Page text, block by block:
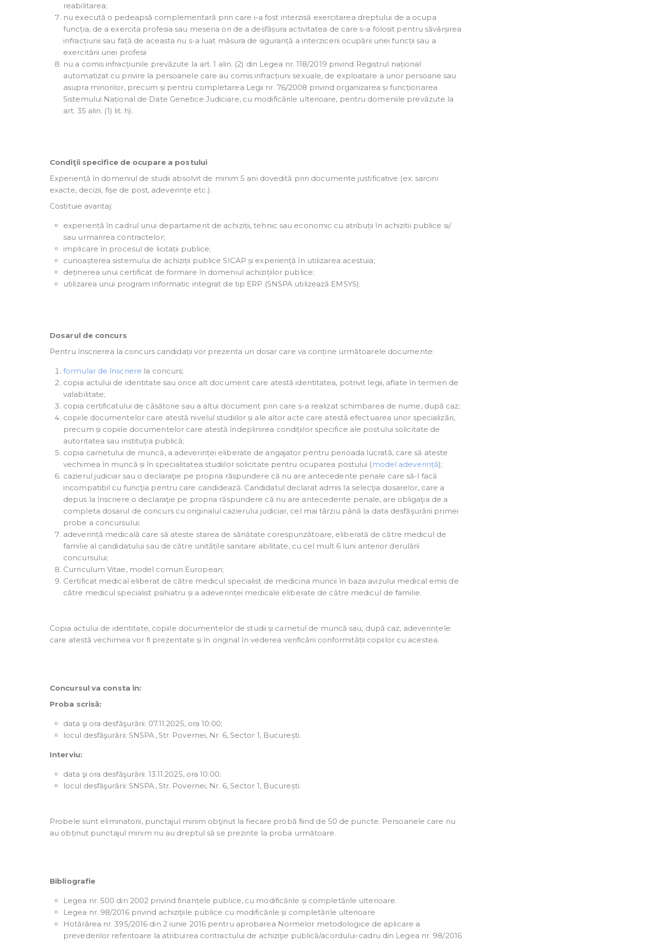
reabilitarea;
nu execută o pedeapsă complementară prin care i-a fost interzisă exercitarea dreptului de a ocupa
funcția, de a exercita profesia sau meseria ori de a desfășura activitatea de care s-a folosit pentru săvârșirea
infracțiunii sau față de aceasta nu s-a luat măsura de siguranță a interzicerii ocupării unei funcții sau a
exercitării unei profesii
nu a comis infracțiunile prevăzute la art. 1 alin. (2) din Legea nr. 118/2019 privind Registrul național
automatizat cu privire la persoanele care au comis infracțiuni sexuale, de exploatare a unor persoane sau
asupra minorilor, precum și pentru completarea Legii nr. 76/2008 privind organizarea și funcționarea
Sistemului Național de Date Genetice Judiciare, cu modificările ulterioare, pentru domeniile prevăzute la
art. 35 alin. (1) lit. h).
Condiţii specifice de ocupare a postului
Experiență în domeniul de studii absolvit de minim 5 ani dovedită prin documente justificative (ex. sarcini
exacte, decizii, fișe de post, adeverințe etc.).
Costituie avantaj:
experiență în cadrul unui departament de achiziții, tehnic sau economic cu atribuții în achizitii publice si/
sau urmarirea contractelor;
implicare în procesul de licitații publice;
cunoașterea sistemului de achiziții publice SICAP și experiență în utilizarea acestuia;
deținerea unui certificat de formare în domeniul achizițiilor publice;
utilizarea unui program informatic integrat de tip ERP (SNSPA utilizează EMSYS).
Dosarul de concurs
Pentru înscrierea la concurs candidații vor prezenta un dosar care va conține următoarele documente:
formular de înscriere la concurs;
copia actului de identitate sau orice alt document care atestă identitatea, potrivit legii, aflate în termen de
valabilitate;
copia certificatului de căsătorie sau a altui document prin care s-a realizat schimbarea de nume, după caz;
copiile documentelor care atestă nivelul studiilor și ale altor acte care atestă efectuarea unor specializări,
precum și copiile documentelor care atestă îndeplinirea condițiilor specifice ale postului solicitate de
autoritatea sau instituția publică;
copia carnetului de muncă, a adeverinței eliberate de angajator pentru perioada lucrată, care să ateste
vechimea în muncă și în specialitatea studiilor solicitate pentru ocuparea postului (model adeverință);
cazierul judiciar sau o declaraţie pe propria răspundere că nu are antecedente penale care să-l facă
incompatibil cu funcţia pentru care candidează. Candidatul declarat admis la selecţia dosarelor, care a
depus la înscriere o declaraţie pe propria răspundere că nu are antecedente penale, are obligaţia de a
completa dosarul de concurs cu originalul cazierului judiciar, cel mai târziu până la data desfăşurării primei
probe a concursului;
adeverință medicală care să ateste starea de sănătate corespunzătoare, eliberată de către medicul de
familie al candidatului sau de către unitățile sanitare abilitate, cu cel mult 6 luni anterior derulării
concursului;
Curriculum Vitae, model comun European;
Certificat medical eliberat de către medicul specialist de medicina muncii în baza avizului medical emis de
către medicul specialist psihiatru și a adeverinței medicale eliberate de către medicul de familie.
Copia actului de identitate, copiile documentelor de studii și carnetul de muncă sau, după caz, adeverințele
care atestă vechimea vor fi prezentate și în original în vederea verificării conformității copiilor cu acestea.
Concursul va consta în:
Proba scrisă:
data şi ora desfăşurării: 07.11.2025, ora 10:00;
locul desfăşurării: SNSPA, Str. Povernei, Nr. 6, Sector 1, București.
Interviu:
data şi ora desfăşurării: 13.11.2025, ora 10:00;
locul desfăşurării: SNSPA, Str. Povernei, Nr. 6, Sector 1, București.
Probele sunt eliminatorii, punctajul minim obţinut la fiecare probă fiind de 50 de puncte. Persoanele care nu
au obținut punctajul minim nu au dreptul să se prezinte la proba următoare.
Bibliografie
Legea nr. 500 din 2002 privind finanțele publice, cu modificările și completările ulterioare.
Legea nr. 98/2016 privind achiziţiile publice cu modificările și completările ulterioare
Hotărârea nr. 395/2016 din 2 iunie 2016 pentru aprobarea Normelor metodologice de aplicare a
prevederilor referitoare la atribuirea contractului de achiziţie publică/acordului-cadru din Legea nr. 98/2016